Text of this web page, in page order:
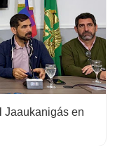
Jaaukanigás en